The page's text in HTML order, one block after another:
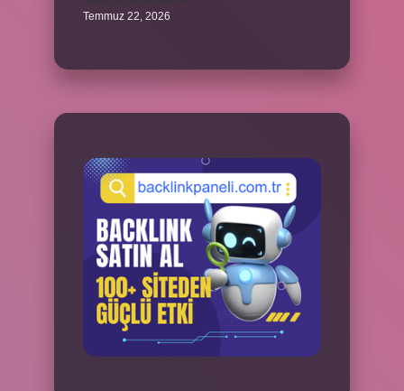
Temmuz 22, 2026